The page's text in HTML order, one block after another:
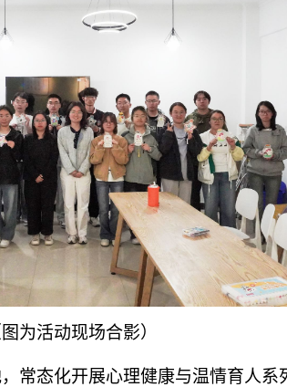
图为活动现场合影）
常态化开展心理健康与温情育人